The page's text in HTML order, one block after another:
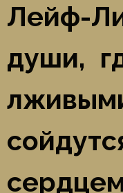
Лейф-
души,